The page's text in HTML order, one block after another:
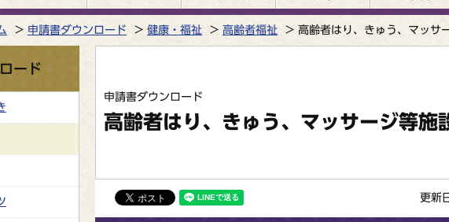
申請書ダウンロード 健康・福祉 高齢者福祉 高齢者はり、きゅう、マッサ
申請書ダウンロード
高齢者はり、きゅう、マッサージ等施
更新
ード